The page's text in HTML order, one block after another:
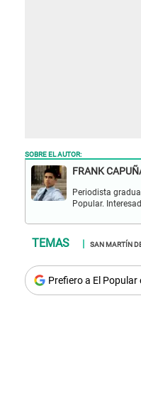
SOBRE EL AUTOR:
FRANK
Periodista
Popular.
SAN MARTÍN
Prefiero a El Popular